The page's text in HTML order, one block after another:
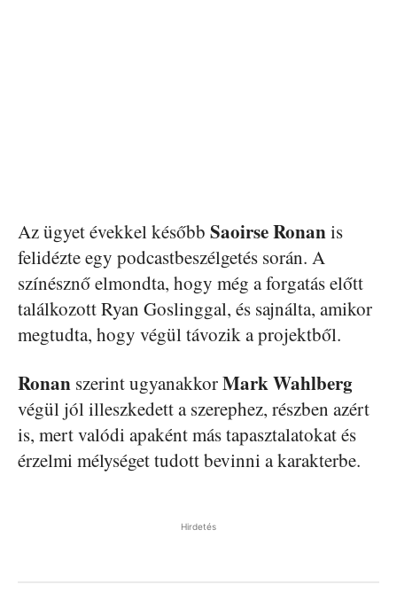
Az ügyet évekkel később Saoirse Ronanis
felidézte egy podcastbeszélgetés során. A
színésznő elmondta, hogy még a forgatás előtt
találkozott Ryan Goslinggal, és sajnálta, amikor
megtudta, hogy végül távozik a projektből.
Ronan szerint ugyanakkorMark Wahlberg
végül jól illeszkedett a szerephez, részben azért
is, mert valódi apaként más tapasztalatokat és
érzelmi mélységet tudott bevinni a karakterbe.
Hirdetés